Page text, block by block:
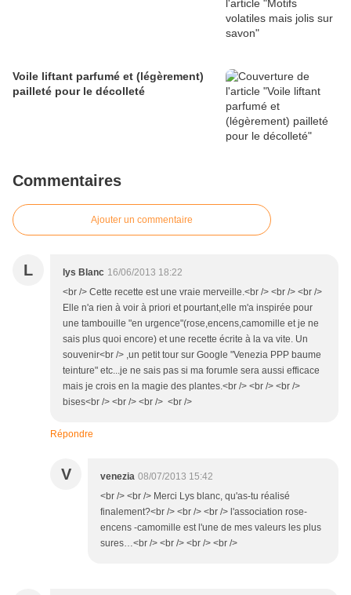
Voile liftant parfumé et (légèrement)
pailleté pour le décolleté
Commentaires
Ajouter un commentaire
L lys Blanc 16/06/2013 18:22
<br /> Cette recette est une vraie merveille.<br /> <br /> <br />
Elle n'a rien à voir à priori et pourtant,elle m'a inspirée pour
une tambouille "en urgence"(rose,encens,camomille et je ne
sais plus quoi encore) et une recette écrite à la va vite. Un
souvenir<br /> ,un petit tour sur Google "Venezia PPP baume
teinture" etc...je ne sais pas si ma forumle sera aussi efficace
mais je crois en la magie des plantes.<br /> <br /> <br />
bises<br /> <br /> <br /> <br />
Répondre
V venezia 08/07/2013 15:42
<br /> <br /> Merci Lys blanc, qu'as-tu réalisé
finalement?<br /> <br /> <br /> l'association rose-
encens -camomille est l'une de mes valeurs les plus
sures…<br /> <br /> <br /> <br />